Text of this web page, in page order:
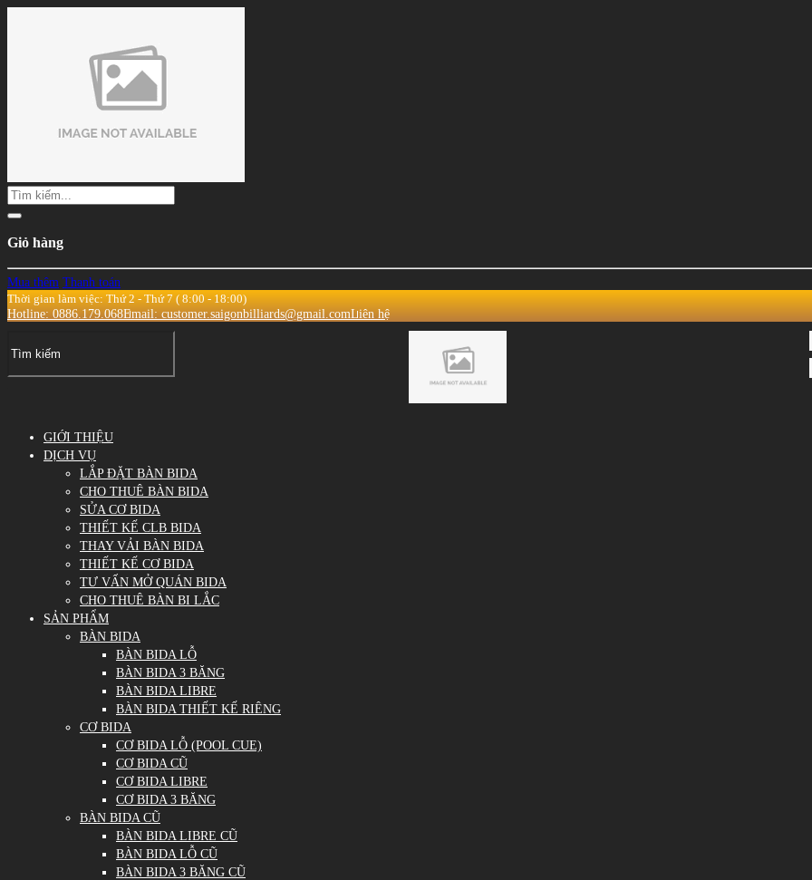
Giỏ hàng
Mua thêm Thanh toán
Thời gian làm việc: Thứ 2 - Thứ 7 ( 8:00 - 18:00)
Hotline: 0886.179.068Email: customer.saigonbilliards@gmail.comLiên hệ
GIỚI THIỆU
DỊCH VỤ
LẮP ĐẶT BÀN BIDA
CHO THUÊ BÀN BIDA
SỬA CƠ BIDA
THIẾT KẾ CLB BIDA
THAY VẢI BÀN BIDA
THIẾT KẾ CƠ BIDA
TƯ VẤN MỞ QUÁN BIDA
CHO THUÊ BÀN BI LẮC
SẢN PHẨM
BÀN BIDA
BÀN BIDA LỖ
BÀN BIDA 3 BĂNG
BÀN BIDA LIBRE
BÀN BIDA THIẾT KẾ RIÊNG
CƠ BIDA
CƠ BIDA LỖ (POOL CUE)
CƠ BIDA CŨ
CƠ BIDA LIBRE
CƠ BIDA 3 BĂNG
BÀN BIDA CŨ
BÀN BIDA LIBRE CŨ
BÀN BIDA LỖ CŨ
BÀN BIDA 3 BĂNG CŨ